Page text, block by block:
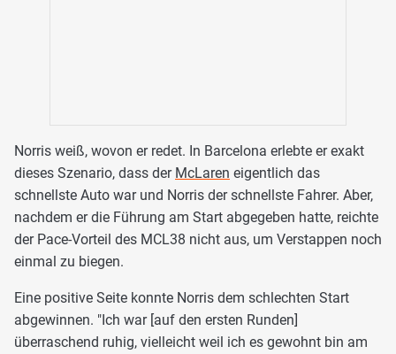
Norris weiß, wovon er redet. In Barcelona erlebte er exakt
dieses Szenario, dass der McLaren eigentlich das
schnellste Auto war und Norris der schnellste Fahrer. Aber,
nachdem er die Führung am Start abgegeben hatte, reichte
der Pace-Vorteil des MCL38 nicht aus, um Verstappen noch
einmal zu biegen.
Eine positive Seite konnte Norris dem schlechten Start
abgewinnen. "Ich war [auf den ersten Runden]
überraschend ruhig, vielleicht weil ich es gewohnt bin am